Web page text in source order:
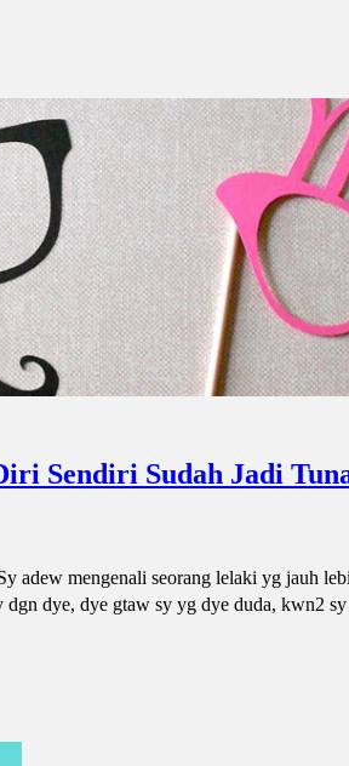
Sendiri Sudah Jadi
adew mengenali seorang lelaki yg jauh
dye, dye gtaw sy yg dye duda, kwn2